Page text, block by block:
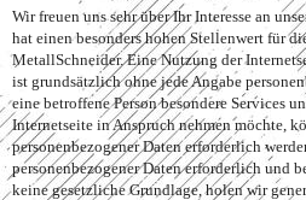
Wir freuen uns sehr über Ihr Interesse an
hat einen besonders hohen Stellenwert für
MetallSchneider. Eine Nutzung der
ist grundsätzlich ohne jede Angabe
eine betroffene Person besondere Services
Internetseite in Anspruch nehmen möchte,
personenbezogener Daten erforderlich
personenbezogener Daten erforderlich und
keine gesetzliche Grundlage, holen wir